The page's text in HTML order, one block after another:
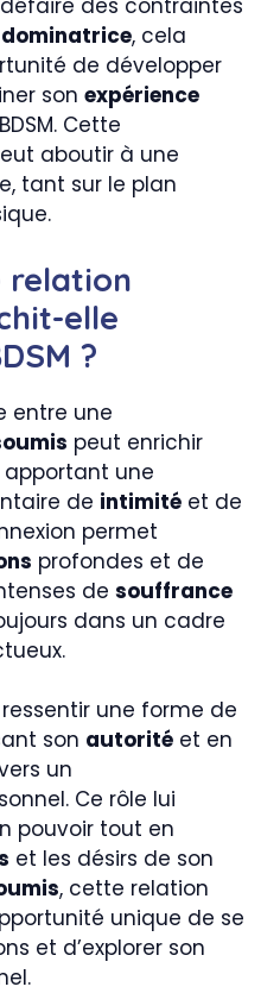
des contraintes
dominatrice, cela
de développer
son expérience
Cette
aboutir à une
tant sur le plan
relation
elle
?
entre une
peut enrichir
apportant une
de intimité et de
permet
profondes et de
de souffrance
dans un cadre
une forme de
son autorité et en
un
Ce rôle lui
pouvoir tout en
et les désirs de son
, cette relation
unique de se
et d’explorer son